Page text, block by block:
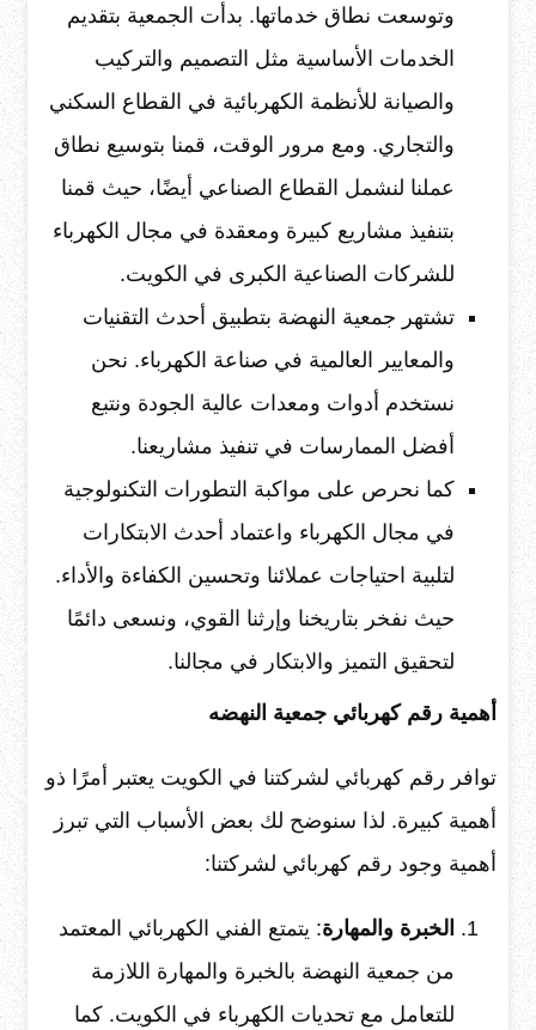
وتوسعت نطاق خدماتها. بدأت الجمعية بتقديم
الخدمات الأساسية مثل التصميم والتركيب
والصيانة للأنظمة الكهربائية في القطاع السكني
والتجاري. ومع مرور الوقت، قمنا بتوسيع نطاق
عملنا لنشمل القطاع الصناعي أيضًا، حيث قمنا
بتنفيذ مشاريع كبيرة ومعقدة في مجال الكهرباء
للشركات الصناعية الكبرى في الكويت.
تشتهر جمعية النهضة بتطبيق أحدث التقنيات
والمعايير العالمية في صناعة الكهرباء. نحن
نستخدم أدوات ومعدات عالية الجودة ونتبع
أفضل الممارسات في تنفيذ مشاريعنا.
كما نحرص على مواكبة التطورات التكنولوجية
في مجال الكهرباء واعتماد أحدث الابتكارات
لتلبية احتياجات عملائنا وتحسين الكفاءة والأداء.
حيث نفخر بتاريخنا وإرثنا القوي، ونسعى دائمًا
لتحقيق التميز والابتكار في مجالنا.
أهمية رقم كهربائي جمعية النهضه
توافر رقم كهربائي لشركتنا في الكويت يعتبر أمرًا ذو
أهمية كبيرة. لذا سنوضح لك بعض الأسباب التي تبرز
أهمية وجود رقم كهربائي لشركتنا:
الخبرة والمهارة: يتمتع الفني الكهربائي المعتمد
من جمعية النهضة بالخبرة والمهارة اللازمة
للتعامل مع تحديات الكهرباء في الكويت. كما